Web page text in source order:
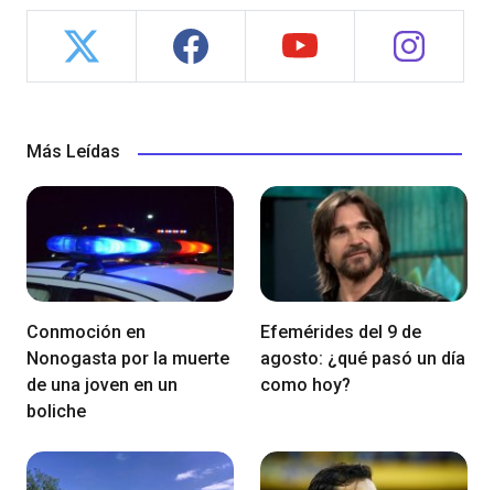
Más Leídas
Conmoción en
Nonogasta por la muerte
de una joven en un
boliche
Efemérides del 9 de
agosto: ¿qué pasó un día
como hoy?